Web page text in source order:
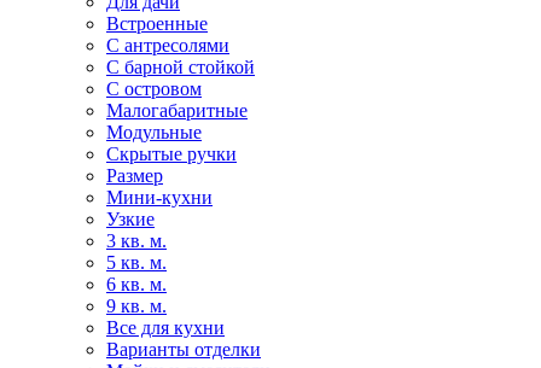
Встроенные
С антресолями
С барной стойкой
С островом
Малогабаритные
Модульные
Скрытые ручки
Размер
Мини-кухни
Узкие
3 кв. м.
5 кв. м.
6 кв. м.
9 кв. м.
Все для кухни
Варианты отделки